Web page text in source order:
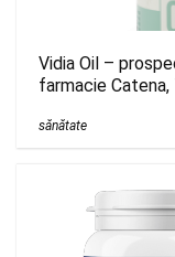
Vidia Oil –
farmacie Catena,
sănătate